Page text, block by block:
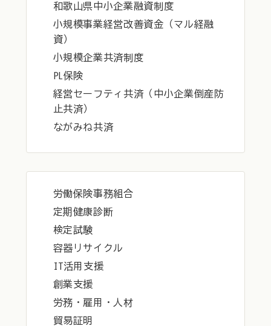
和歌山県中小企業融資制度
小規模事業経営改善資金（マル経融
資）
小規模企業共済制度
PL保険
経営セーフティ共済（中小企業倒産防
止共済）
ながみね共済
労働保険事務組合
定期健康診断
検定試験
容器リサイクル
IT活用支援
創業支援
労務・雇用・人材
貿易証明